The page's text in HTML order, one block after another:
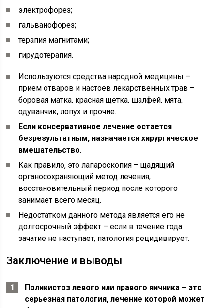
электрофорез;
гальванофорез;
терапия магнитами;
гирудотерапия.
Используются средства народной медицины –
прием отваров и настоев лекарственных трав –
боровая матка, красная щетка, шалфей, мята,
одуванчик, лопух и прочие.
Если консервативное лечение остается
безрезультатным, назначается хирургическое
вмешательство.
Как правило, это лапароскопия – щадящий
органосохраняющий метод лечения,
восстановительный период после которого
занимает всего месяц.
Недостатком данного метода является его не
долгосрочный эффект – если в течение года
зачатие не наступает, патология рецидивирует.
Заключение и выводы
Поликистоз левого или правого яичника – это
серьезная патология, лечение которой может